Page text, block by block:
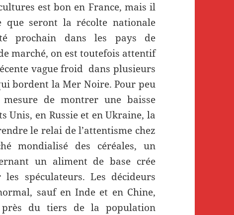
est bon en France, mais il
seront la récolte nationale
prochain dans les pays de
marché, on est toutefois attentif
vague froid dans plusieurs
bordent la Mer Noire. Pour peu
de montrer une baisse
Unis, en Russie et en Ukraine, la
le relai de l’attentisme chez
mondialisé des céréales, un
un aliment de base crée
spéculateurs. Les décideurs
sauf en Inde et en Chine,
du tiers de la population